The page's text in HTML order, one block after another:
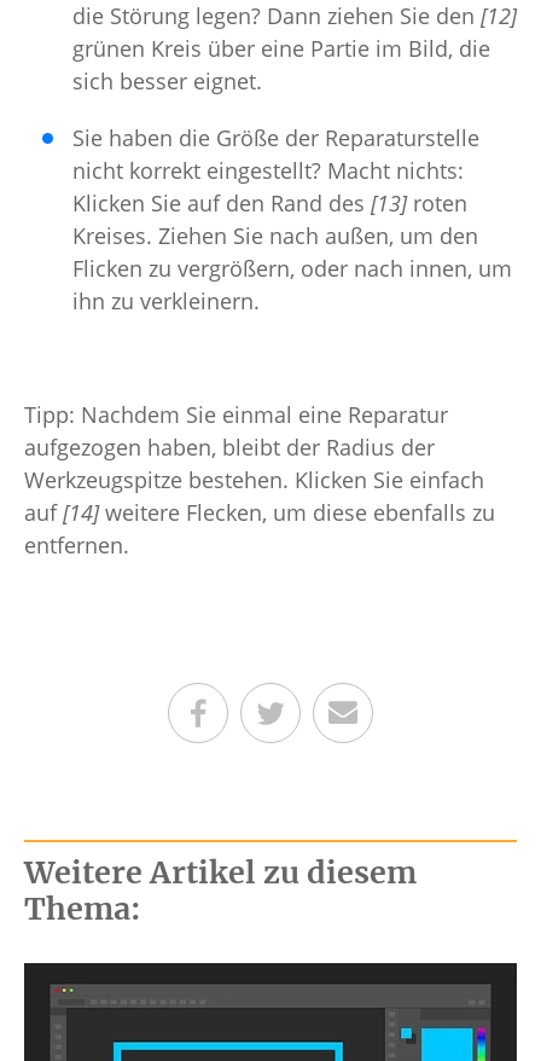
die Störung legen? Dann ziehen Sie den [12]
grünen Kreis über eine Partie im Bild, die
sich besser eignet.
Sie haben die Größe der Reparaturstelle
nicht korrekt eingestellt? Macht nichts:
Klicken Sie auf den Rand des [13]roten
Kreises. Ziehen Sie nach außen, um den
Flicken zu vergrößern, oder nach innen, um
ihn zu verkleinern.
Tipp: Nachdem Sie einmal eine Reparatur
aufgezogen haben, bleibt der Radius der
Werkzeugspitze bestehen. Klicken Sie einfach
auf[14]weitere Flecken, um diese ebenfalls zu
entfernen.
Teilen auf Facebook
Teilen auf Twitter
Per E-Mail senden
Weitere Artikel zu diesem
Thema: